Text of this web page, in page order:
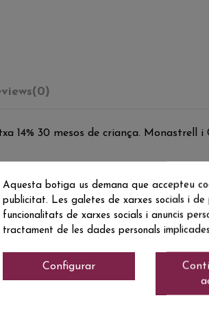
(0)
14% 30 mesos de criança.
Actualment no
Aquesta botiga us demana que accepteu
publicitat. Les galetes de xarxes socials i
funcionalitats de xarxes socials i anuncis
tractament de les dades personals
Configurar